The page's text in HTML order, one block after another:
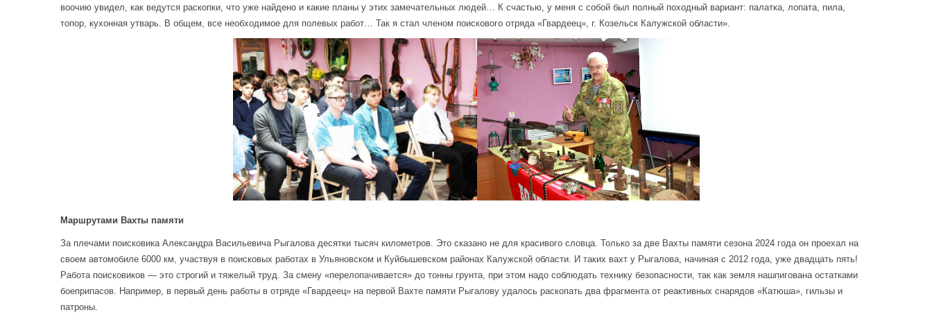
воочию увидел, как ведутся раскопки, что уже найдено и какие планы у этих замечательных людей… К счастью, у меня с собой был полный походный вариант: палатка, лопата, пила,
топор, кухонная утварь. В общем, все необходимое для полевых работ… Так я стал членом поискового отряда «Гвардеец», г. Козельск Калужской области».
Маршрутами Вахты памяти
За плечами поисковика Александра Васильевича Рыгалова десятки тысяч километров. Это сказано не для красивого словца. Только за две Вахты памяти сезона 2024 года он проехал на
своем автомобиле 6000 км, участвуя в поисковых работах в Ульяновском и Куйбышевском районах Калужской области. И таких вахт у Рыгалова, начиная с 2012 года, уже двадцать пять!
Работа поисковиков — это строгий и тяжелый труд. За смену «перелопачивается» до тонны грунта, при этом надо соблюдать технику безопасности, так как земля нашпигована остатками
боеприпасов. Например, в первый день работы в отряде «Гвардеец» на первой Вахте памяти Рыгалову удалось раскопать два фрагмента от реактивных снарядов «Катюша», гильзы и
патроны.